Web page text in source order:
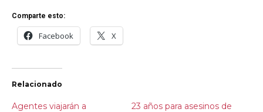
Comparte esto:
Facebook X
Relacionado
Agentes viajarán a
23 años para asesinos de